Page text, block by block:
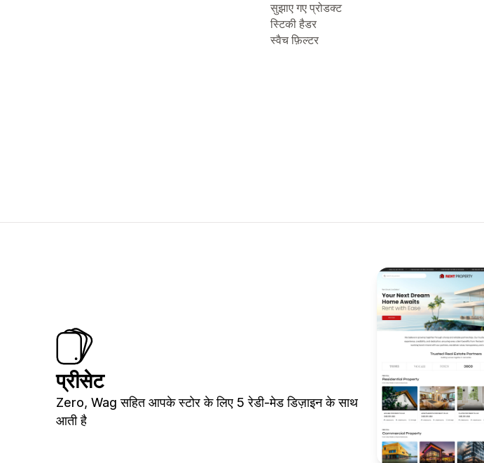
सुझाए गए प्रोडक्ट
स्टिकी हैडर
स्वैच फ़िल्टर
प्रीसेट
Zero, Wag सहित आपके स्टोर के लिए 5 रेडी-मेड डिज़ाइन के साथ
आती है